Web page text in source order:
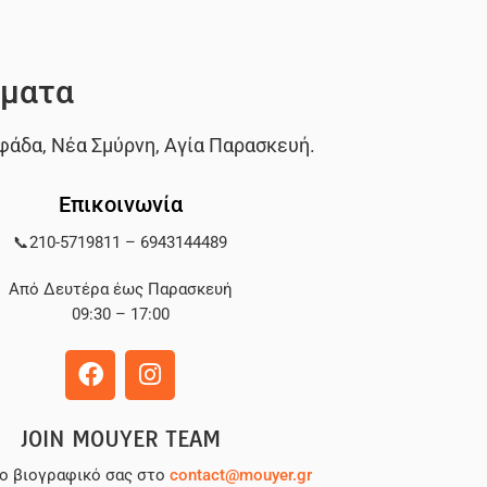
, Νέα Σμύρνη, Αγία Παρασκευή.
Επικοινωνία
📞210-5719811 – 6943144489
Από Δευτέρα έως Παρασκευή
09:30 – 17:00
JOIN MOUYER TEAM
βιογραφικό σας στο contact@mouyer.gr